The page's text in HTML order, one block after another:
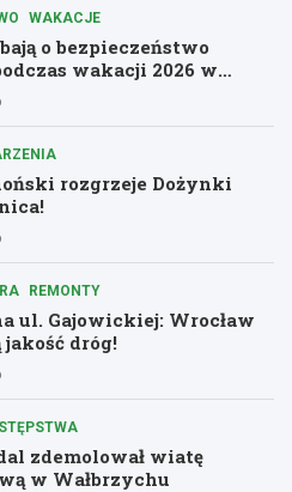
WAKACJE
o bezpieczeństwo
wakacji 2026 w
rozgrzeje Dożynki
REMONTY
ul. Gajowickiej: Wrocław
dróg!
zdemolował wiatę
w Wałbrzychu